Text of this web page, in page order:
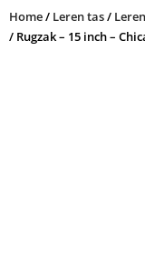
Home/ Leren tas/
/ Rugzak – 15 inch –